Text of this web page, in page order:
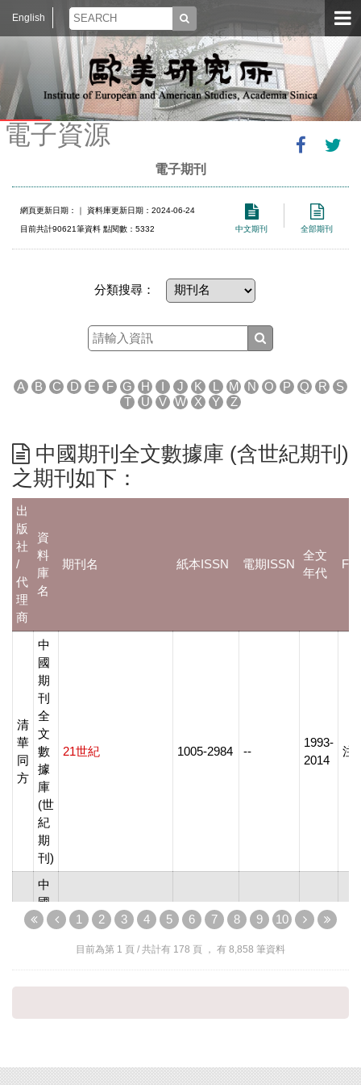
English
電子資源
電子期刊
中文期刊 全部期刊
網頁更新日期： ｜ 資料庫更新日期：2024-06-24
目前共計90621筆資料 點閱數：5332
分類搜尋：
A B C D E F G H I J K L M N O P Q R
S
T
U V W X Y Z
中國期刊全文數據庫 (含世紀期刊)
之期刊如下：
出
版
社
/
代
理
商
資
料
庫
名
期刊名 紙本ISSN 電期ISSN
全文
年代
清
華
同
方
中
國
期
刊
全
文
數
據
庫
(世
紀
期
刊)
21世紀 1005-2984 --
1993-
2014
注
清
中
國
期
文
數
21世紀商業評論 1672-8343 --
國
1 2 3 4 5 6 7 8 9 10
目前為第 1 頁 / 共計有 178 頁 ， 有 8,858 筆資料